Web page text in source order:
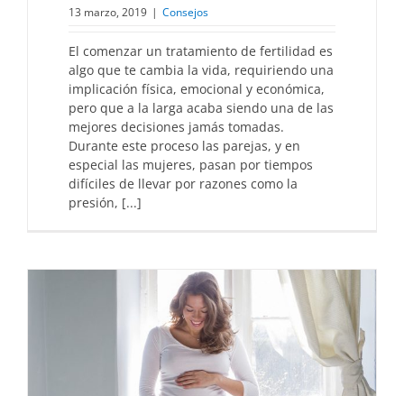
13 marzo, 2019 | Consejos
El comenzar un tratamiento de fertilidad es
algo que te cambia la vida, requiriendo una
implicación física, emocional y económica,
pero que a la larga acaba siendo una de las
mejores decisiones jamás tomadas.
Durante este proceso las parejas, y en
especial las mujeres, pasan por tiempos
difíciles de llevar por razones como la
presión, [...]